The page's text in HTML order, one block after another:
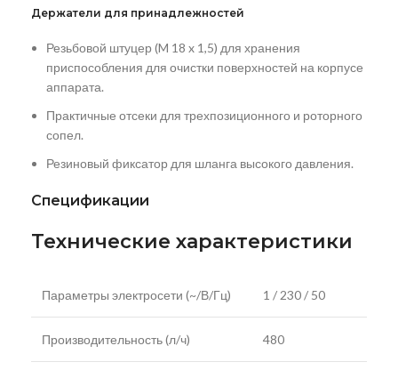
Держатели для принадлежностей
Резьбовой штуцер (M 18 x 1,5) для хранения
приспособления для очистки поверхностей на корпусе
аппарата.
Практичные отсеки для трехпозиционного и роторного
сопел.
Резиновый фиксатор для шланга высокого давления.
Спецификации
Технические характеристики
Параметры электросети (~/В/Гц) 1 / 230 / 50
Производительность (л/ч) 480